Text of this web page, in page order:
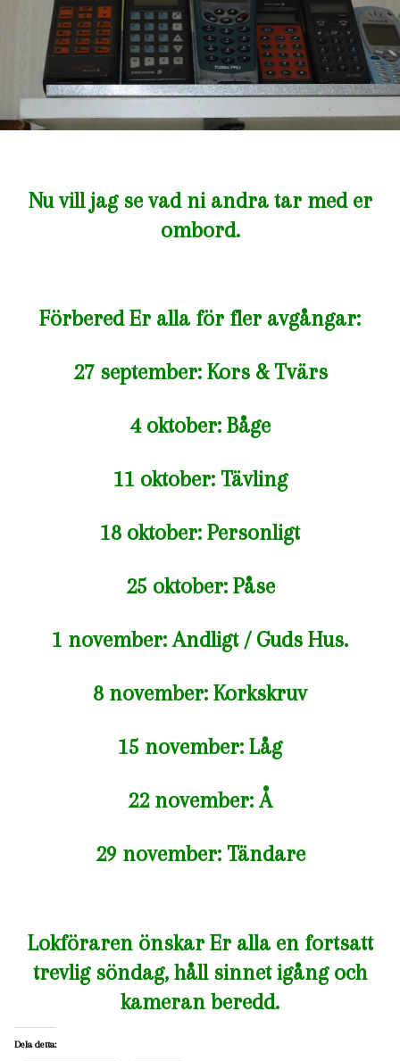
Nu vill jag se vad ni andra tar med er
ombord.
Förbered Er alla för fler avgångar:
27 september: Kors & Tvärs
4 oktober: Båge
11 oktober: Tävling
18 oktober: Personligt
25 oktober: Påse
1 november: Andligt / Guds Hus.
8 november: Korkskruv
15 november: Låg
22 november: Å
29 november: Tändare
Lokföraren önskar Er alla en fortsatt
trevlig söndag, håll sinnet igång och
kameran beredd.
Dela detta: